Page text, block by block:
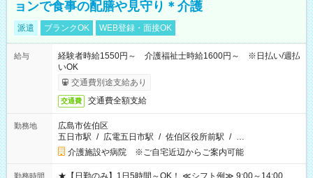
ョンで食事の配膳や見守り＊介護
派遣 ブランクOK WEB登録・面接OK
給与
経験者時給1550円～ 介護福祉士時給1600円～ ※日払い/週払
いOK
交通費別途支給あり
交通費 交通費全額支給
勤務地
広島市佐伯区
五日市駅 / 広電五日市駅 / 佐伯区役所前駅 / …
介護施設や病院 ※ご自宅近辺からご案内可能
勤務時間
★【日勤のみ】1日5時間～OK！ ≪シフト例≫ 9:00～14:00